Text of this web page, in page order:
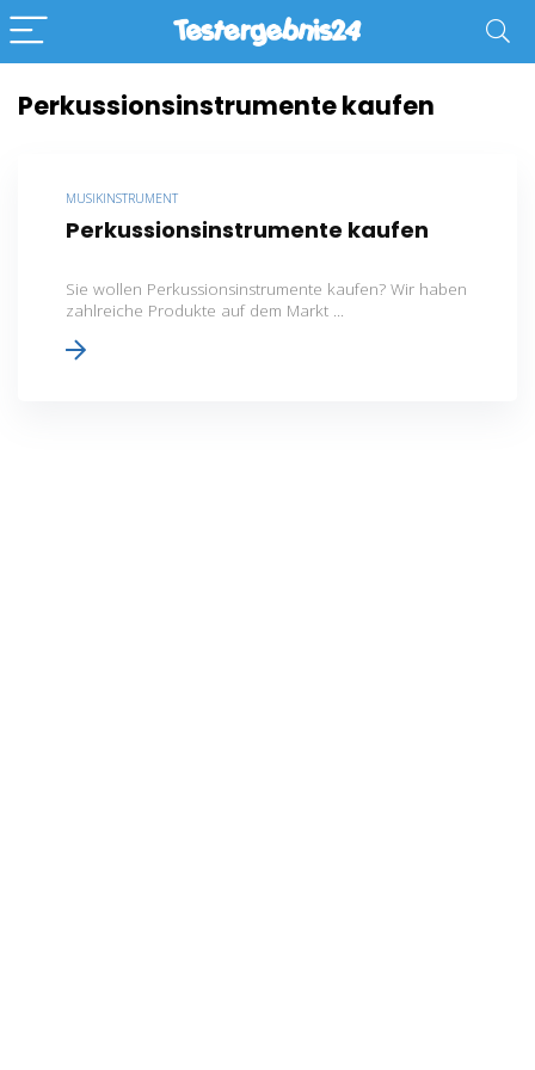
Perkussionsinstrumente kaufen
MUSIKINSTRUMENT
Perkussionsinstrumente kaufen
Sie wollen Perkussionsinstrumente kaufen? Wir haben
zahlreiche Produkte auf dem Markt ...